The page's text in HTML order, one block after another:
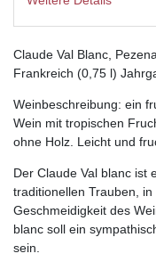
Claude Val Blanc,
Frankreich (0,75 l)
Weinbeschreibung: ein
Wein mit tropischen
ohne Holz. L eicht und
Der Claude Val blanc ist
traditionellen Trauben,
Geschmeidigkeit des
blanc soll ein
sein.